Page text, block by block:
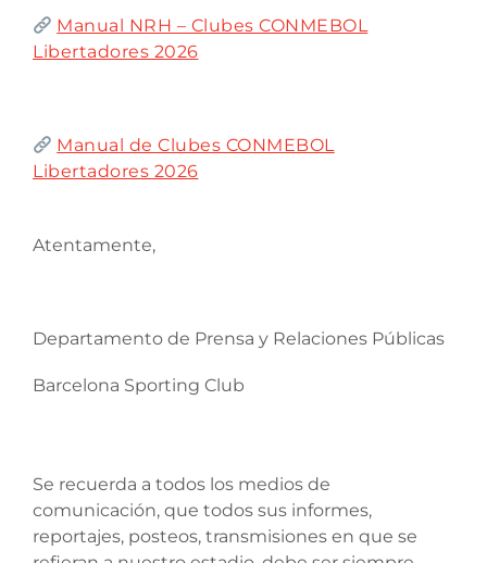
Manual NRH – Clubes CONMEBOL
Libertadores 2026
Manual de Clubes CONMEBOL
Libertadores 2026
Atentamente,
Departamento de Prensa y Relaciones Públicas
Barcelona Sporting Club
Se recuerda a todos los medios de
comunicación, que todos sus informes,
reportajes, posteos, transmisiones en que se